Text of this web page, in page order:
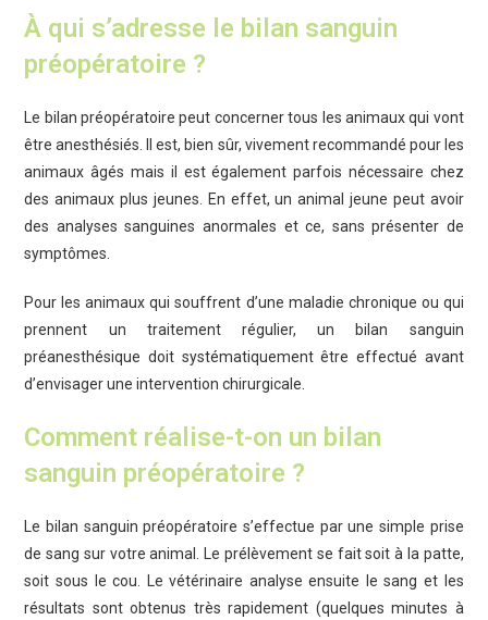
À qui s’adresse le bilan sanguin
préopératoire ?
Le bilan préopératoire peut concerner tous les animaux qui vont
être anesthésiés. Il est, bien sûr, vivement recommandé pour les
animaux âgés mais il est également parfois nécessaire chez
des animaux plus jeunes. En effet, un animal jeune peut avoir
des analyses sanguines anormales et ce, sans présenter de
symptômes.
Pour les animaux qui souffrent d’une maladie chronique ou qui
prennent un traitement régulier, un bilan sanguin
préanesthésique doit systématiquement être effectué avant
d’envisager une intervention chirurgicale.
Comment réalise-t-on un bilan
sanguin préopératoire ?
Le bilan sanguin préopératoire s’effectue par une simple prise
de sang sur votre animal. Le prélèvement se fait soit à la patte,
soit sous le cou. Le vétérinaire analyse ensuite le sang et les
résultats sont obtenus très rapidement (quelques minutes à